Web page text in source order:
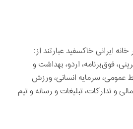
ایرانی خاکسفید عبارتند از:
فوق‌برنامه، اردو، بهداشت و
عمومی، سرمایه انسانی، ورزش
و تدارکات، تبلیغات و رسانه و تیم